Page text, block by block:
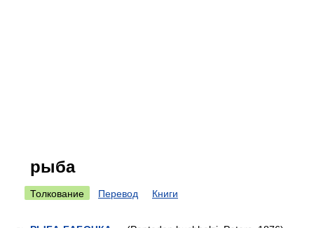
рыба
Толкование Перевод Книги